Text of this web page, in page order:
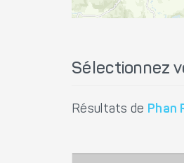
Sélectionnez
Résultats de Phan